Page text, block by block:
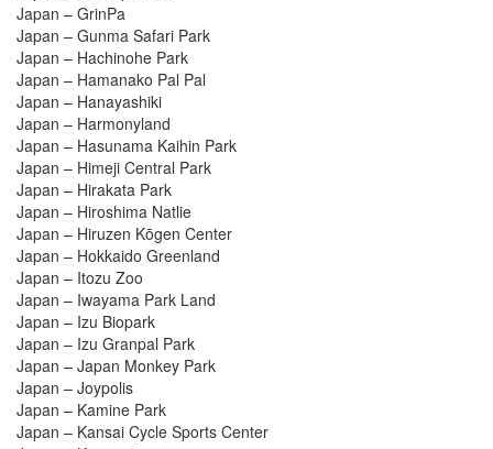
Japan – GrinPa
Japan – Gunma Safari Park
Japan – Hachinohe Park
Japan – Hamanako Pal Pal
Japan – Hanayashiki
Japan – Harmonyland
Japan – Hasunama Kaihin Park
Japan – Himeji Central Park
Japan – Hirakata Park
Japan – Hiroshima Natlie
Japan – Hiruzen Kōgen Center
Japan – Hokkaido Greenland
Japan – Itozu Zoo
Japan – Iwayama Park Land
Japan – Izu Biopark
Japan – Izu Granpal Park
Japan – Japan Monkey Park
Japan – Joypolis
Japan – Kamine Park
Japan – Kansai Cycle Sports Center